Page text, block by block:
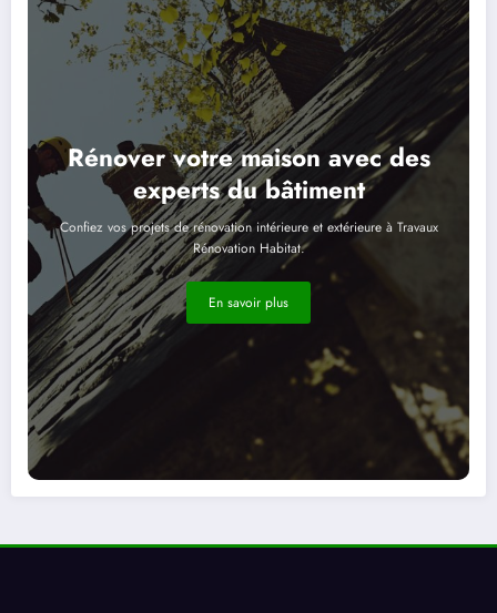
Rénover votre maison avec des
experts du bâtiment
Confiez vos projets de rénovation intérieure et extérieure à Travaux
Rénovation Habitat.
En savoir plus